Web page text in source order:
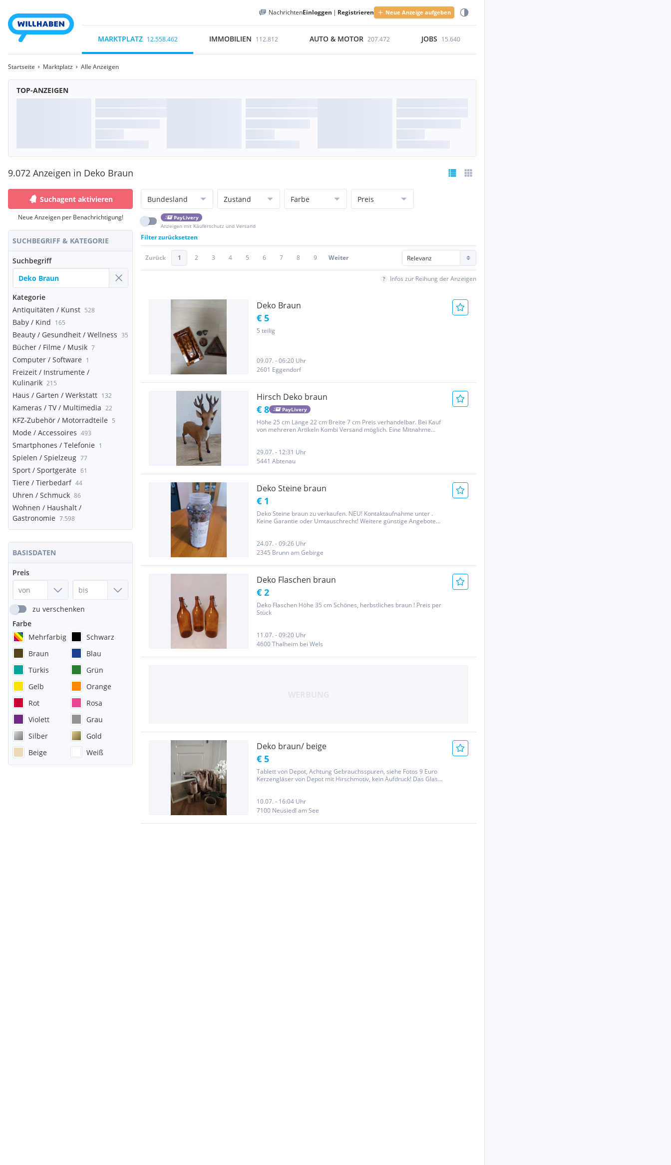
NachrichtenEinloggen | Registrieren Neue Anzeige aufgeben
MARKTPLATZ 12.558.462 IMMOBILIEN 112.812 AUTO & MOTOR 207.472 JOBS 15.640
Startseite Marktplatz Alle Anzeigen
TOP-ANZEIGEN
9.072 Anzeigen in Deko Braun
Suchagent aktivieren
Neue Anzeigen per Benachrichtigung!
SUCHBEGRIFF & KATEGORIE
Suchbegriff
Kategorie
Antiquitäten / Kunst 528
Baby / Kind 165
Beauty / Gesundheit / Wellness 35
Bücher / Filme / Musik 7
Computer / Software 1
Freizeit / Instrumente /
Kulinarik 215
Haus / Garten / Werkstatt 132
Kameras / TV / Multimedia 22
KFZ-Zubehör / Motorradteile 5
Mode / Accessoires 493
Smartphones / Telefonie 1
Spielen / Spielzeug 77
Sport / Sportgeräte 61
Tiere / Tierbedarf 44
Uhren / Schmuck 86
Wohnen / Haushalt /
Gastronomie 7.598
BASISDATEN
Preis
zu verschenken
Farbe
Mehrfarbig
Schwarz
Braun
Blau
Türkis
Grün
Gelb
Orange
Rot
Rosa
Violett
Grau
Silber
Gold
Beige
Weiß
Bundesland Zustand Farbe Preis
PayLivery
Anzeigen mit Käuferschutz und Versand
Filter zurücksetzen
Zurück 1 2 3 4 5 6 7 8 9 Weiter
Infos zur Reihung der Anzeigen
Deko Braun
€ 5
5 teilig
09.07. - 06:20 Uhr
2601 Eggendorf
Hirsch Deko braun
€ 8 PayLivery
Höhe 25 cm Länge 22 cm Breite 7 cm Preis verhandelbar. Bei Kauf
von mehreren Artikeln Kombi Versand möglich. Eine Mitnahme
29.07. - 12:31 Uhr
5441 Abtenau
Deko Steine braun
€ 1
Deko Steine braun zu verkaufen. NEU! Kontaktaufnahme unter .
Keine Garantie oder Umtauschrecht! Weitere günstige Angebote
24.07. - 09:26 Uhr
2345 Brunn am Gebirge
Deko Flaschen braun
€ 2
Deko Flaschen Höhe 35 cm Schönes, herbstliches braun ! Preis per
Stück
11.07. - 09:20 Uhr
4600 Thalheim bei Wels
Deko braun/ beige
€ 5
Tablett von Depot, Achtung Gebrauchsspuren, siehe Fotos 9 Euro
Kerzengläser von Depot mit Hirschmotiv, kein Aufdruck! Das Glas
10.07. - 16:04 Uhr
7100 Neusiedl am See